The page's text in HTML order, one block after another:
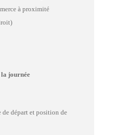
à proximité
la journée
départ et position de